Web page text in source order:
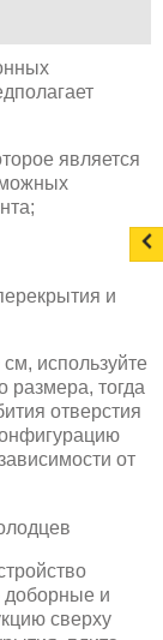
является
и
используйте
размера, тогда
отверстия
от
доборные и
сверху